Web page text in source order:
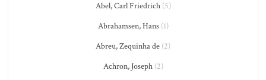
Abel, Carl Friedrich(5)
Abrahamsen, Hans(1)
Abreu, Zequinha de (2)
Achron, Joseph(2)